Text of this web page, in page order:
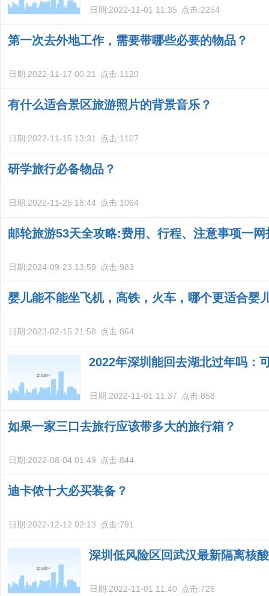
日期:2022-11-01 11:35 点击:2254
第一次去外地工作，需要带哪些必要的物品？
日期:2022-11-17 00:21 点击:1120
有什么适合景区旅游照片的背景音乐？
日期:2022-11-15 13:31 点击:1107
研学旅行必备物品？
日期:2022-11-25 18:44 点击:1064
邮轮旅游53天全攻略:费用、行程、注意事项一网
日期:2024-09-23 13:59 点击:983
婴儿能不能坐飞机，高铁，火车，哪个更适合婴
日期:2023-02-15 21:58 点击:864
2022年深圳能回去湖北过年吗：
日期:2022-11-01 11:37 点击:858
如果一家三口去旅行应该带多大的旅行箱？
日期:2022-08-04 01:49 点击:844
迪卡侬十大必买装备？
日期:2022-12-12 02:13 点击:791
深圳低风险区回武汉最新隔离核
日期:2022-11-01 11:40 点击:726